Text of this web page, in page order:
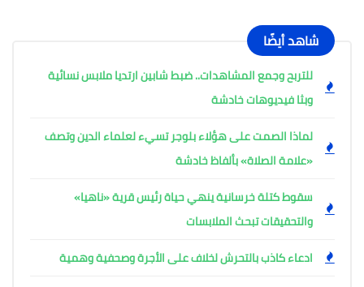
شاهد أيضًا
للتربح وجمع المشاهدات.. ضبط شابين ارتديا ملابس نسائية
وبثا فيديوهات خادشة
لماذا الصمت على هؤلاء بلوجر تسيء لعلماء الدين وتصف
«علامة الصلاة» بألفاظ خادشة
سقوط كتلة خرسانية ينهي حياة رئيس قرية «ناهيا»
والتحقيقات تبحث الملابسات
ادعاء كاذب بالتحرش لخلاف على الأجرة وصحفية وهمية